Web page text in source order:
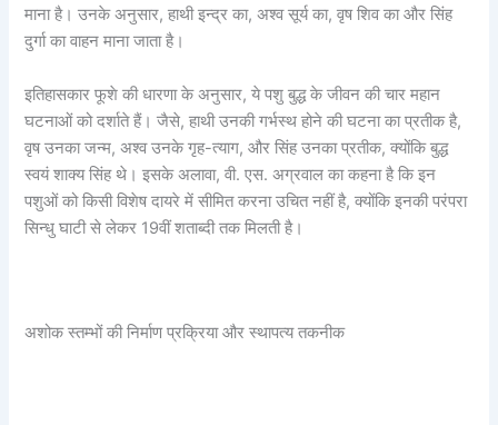
माना है। उनके अनुसार, हाथी इन्द्र का, अश्व सूर्य का, वृष शिव का और सिंह
दुर्गा का वाहन माना जाता है।
इतिहासकार फूशे की धारणा के अनुसार, ये पशु बुद्ध के जीवन की चार महान
घटनाओं को दर्शाते हैं। जैसे, हाथी उनकी गर्भस्थ होने की घटना का प्रतीक है,
वृष उनका जन्म, अश्व उनके गृह-त्याग, और सिंह उनका प्रतीक, क्योंकि बुद्ध
स्वयं शाक्य सिंह थे। इसके अलावा, वी. एस. अग्रवाल का कहना है कि इन
पशुओं को किसी विशेष दायरे में सीमित करना उचित नहीं है, क्योंकि इनकी परंपरा
सिन्धु घाटी से लेकर 19वीं शताब्दी तक मिलती है।
अशोक स्तम्भों की निर्माण प्रक्रिया और स्थापत्य तकनीक